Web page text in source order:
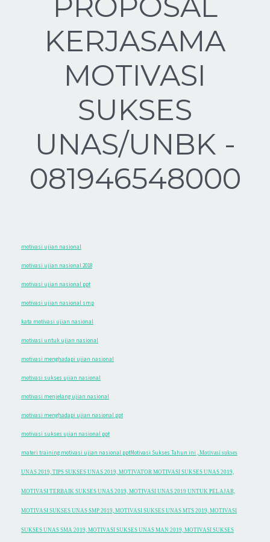
KERJASAMA
MOTIVASI
SUKSES
UNAS/UNBK -
081946548000
motivasi ujian nasional
motivasi ujian nasional 2018
motivasi ujian nasional ppt
motivasi ujian nasional smp
kata motivasi ujian nasional
motivasi untuk ujian nasional
motivasi menghadapi ujian nasional
motivasi sukses ujian nasional
motivasi menjelang ujian nasional
motivasi menghadapi ujian nasional ppt
motivasi sukses ujian nasional ppt
materi training motivasi ujian nasional pptMotivasi Sukses Tahun ini , Motivasi sukses
UNAS 2019, TIPS SUKSES UNAS 2019, MOTIVATOR MOTIVASI SUKSES UNAS 2019,
MOTIVASI TERBAIK SUKSES UNAS 2019, MOTIVASI UNAS 2019 UNTUK PELAJAR,
MOTIVASI SUKSES UNAS SMP 2019, MOTIVASI SUKSES UNAS MTS 2019, MOTIVASI
SUKSES UNAS SMA 2019, MOTIVASI SUKSES UNAS MAN 2019, MOTIVASI SUKSES